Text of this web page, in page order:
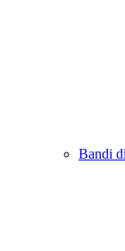
Bandi